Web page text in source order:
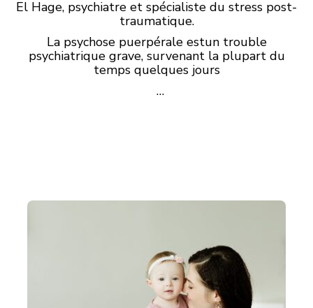
El Hage, psychiatre et spécialiste du stress post-
traumatique.
La psychose puerpérale estun trouble
psychiatrique grave, survenant la plupart du
temps quelques jours
…